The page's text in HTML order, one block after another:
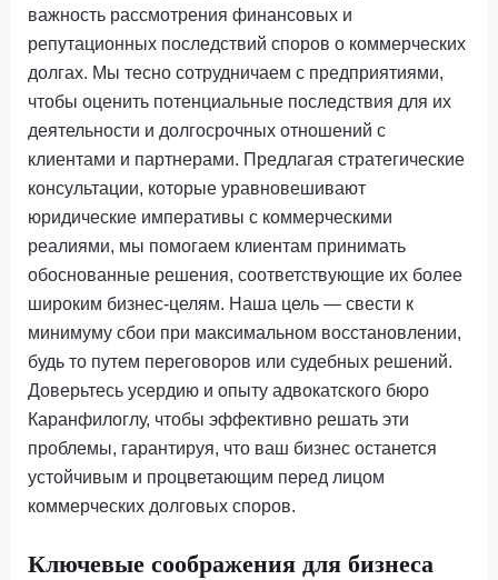
важность рассмотрения финансовых и
репутационных последствий споров о коммерческих
долгах. Мы тесно сотрудничаем с предприятиями,
чтобы оценить потенциальные последствия для их
деятельности и долгосрочных отношений с
клиентами и партнерами. Предлагая стратегические
консультации, которые уравновешивают
юридические императивы с коммерческими
реалиями, мы помогаем клиентам принимать
обоснованные решения, соответствующие их более
широким бизнес-целям. Наша цель — свести к
минимуму сбои при максимальном восстановлении,
будь то путем переговоров или судебных решений.
Доверьтесь усердию и опыту адвокатского бюро
Каранфилоглу, чтобы эффективно решать эти
проблемы, гарантируя, что ваш бизнес останется
устойчивым и процветающим перед лицом
коммерческих долговых споров.
Ключевые соображения для бизнеса